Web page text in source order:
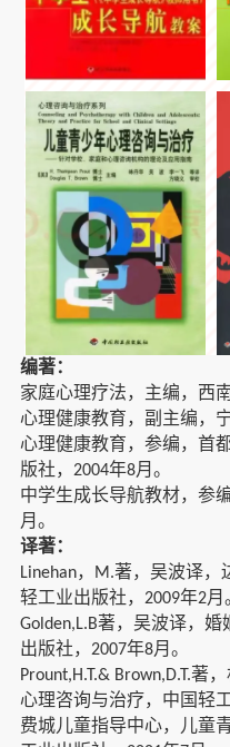
编著：
家庭心理疗法，主编，西
心理健康教育，副主编，
心理健康教育，参编，首
版社， 2004年8月。
中学生成长导航教材，参
月。
译著：
Linehan， M.著，吴波译，
轻工业出版社， 2009年2月
Golden,L.B著，吴波译，婚
出版社， 2007年8月。
Prount,H.T.& Brown,D.T.著
心理咨询与治疗，中国轻
费城儿童指导中心，儿童